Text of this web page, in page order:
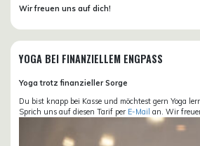
Wir freuen uns auf dich!
YOGA BEI FINANZIELLEM ENGPASS
Yoga trotz finanzieller Sorge
Du bist knapp bei Kasse und möchtest gern Yoga
Sprich uns auf diesen Tarif per E-Mail an. Wir